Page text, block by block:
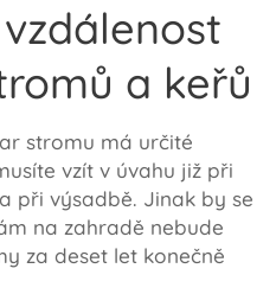
a keřů
stromu má určité
vzít v úvahu již při
při výsadbě. Jinak by se
na zahradě nebude
za deset let konečně